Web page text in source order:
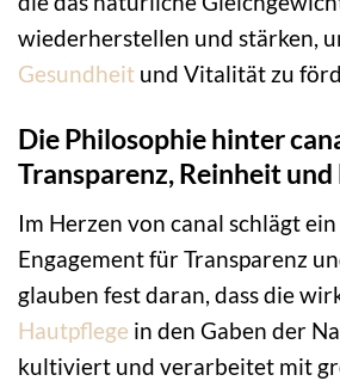
wiederherstellen und stärken,
Gesundheit und Vitalität zu
Die Philosophie hinter
Transparenz, Reinheit
Im Herzen von canal schlägt
Engagement für Transparenz
glauben fest daran, dass die
Hautpflege in den Gaben der
kultiviert und verarbeitet mit